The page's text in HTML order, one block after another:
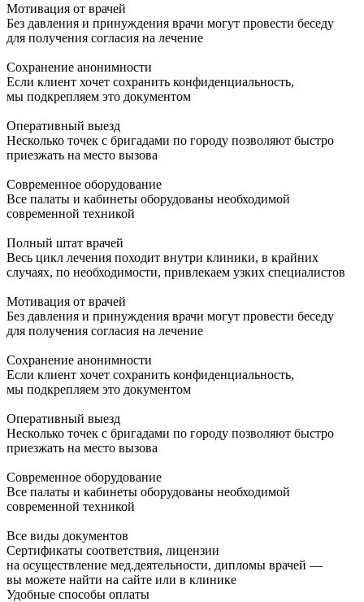
Мотивация от врачей
Без давления и принуждения врачи могут провести беседу
для получения согласия на лечение
Сохранение анонимности
Если клиент хочет сохранить конфиденциальность,
мы подкрепляем это документом
Оперативный выезд
Несколько точек с бригадами по городу позволяют быстро
приезжать на место вызова
Современное оборудование
Все палаты и кабинеты оборудованы необходимой
современной техникой
Полный штат врачей
Весь цикл лечения походит внутри клиники, в крайних
случаях, по необходимости, привлекаем узких специалистов
Мотивация от врачей
Без давления и принуждения врачи могут провести беседу
для получения согласия на лечение
Сохранение анонимности
Если клиент хочет сохранить конфиденциальность,
мы подкрепляем это документом
Оперативный выезд
Несколько точек с бригадами по городу позволяют быстро
приезжать на место вызова
Современное оборудование
Все палаты и кабинеты оборудованы необходимой
современной техникой
Все виды документов
Сертификаты соответствия, лицензии
на осуществление мед.деятельности, дипломы врачей —
вы можете найти на сайте или в клинике
Удобные способы оплаты